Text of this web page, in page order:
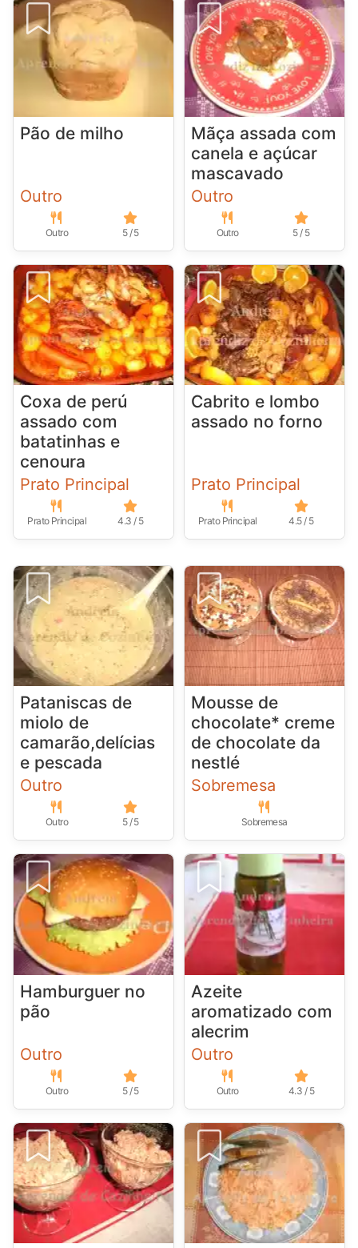
Pão de milho
Outro
Outro 5 / 5
Mãça assada com
canela e açúcar
mascavado
Outro
Outro 5 / 5
Coxa de perú
assado com
batatinhas e
cenoura
Prato Principal
Prato Principal 4.3 / 5
Cabrito e lombo
assado no forno
Prato Principal
Prato Principal 4.5 / 5
Pataniscas de
miolo de
camarão,delícias
e pescada
Outro
Outro 5 / 5
Mousse de
chocolate* creme
de chocolate da
nestlé
Sobremesa
Sobremesa
Hamburguer no
pão
Outro
Outro 5 / 5
Azeite
aromatizado com
alecrim
Outro
Outro 4.3 / 5